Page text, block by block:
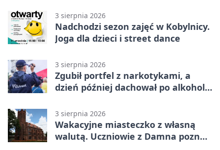
3 sierpnia 2026
Nadchodzi sezon zajęć w Kobylnicy.
Joga dla dzieci i street dance
3 sierpnia 2026
Zgubił portfel z narkotykami, a
dzień później dachował po alkoholu
3 sierpnia 2026
Wakacyjne miasteczko z własną
walutą. Uczniowie z Damna poznali